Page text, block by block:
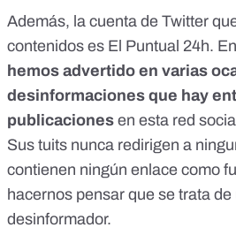
Además, la cuenta de Twitter
contenidos es El Puntual 24h. En
hemos advertido en varias
desinformaciones que hay
publicaciones en esta red
Sus tuits nunca redirigen a
contienen ningún enlace como
hacernos pensar que se trata
desinformador.